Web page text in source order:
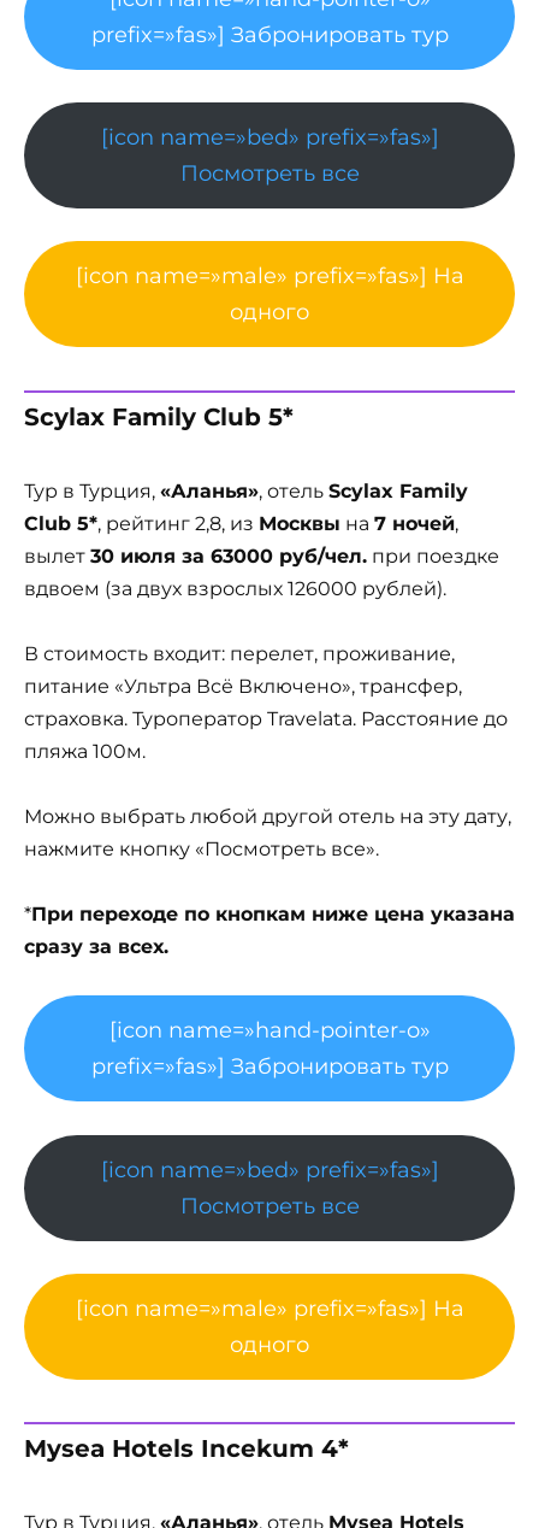
prefix=»fas»] Забронировать тур
[icon name=»bed» prefix=»fas»]
Посмотреть все
[icon name=»male» prefix=»fas»] На
одного
Scylax Family Club 5*
Тур в Турция, «Аланья», отель Scylax Family
Club 5*, рейтинг 2,8, из Москвы на 7 ночей,
вылет 30 июля за 63000 руб/чел. при поездке
вдвоем (за двух взрослых 126000 рублей).
В стоимость входит: перелет, проживание,
питание «Ультра Всё Включено», трансфер,
страховка. Туроператор Travelata. Расстояние до
пляжа 100м.
Можно выбрать любой другой отель на эту дату,
нажмите кнопку «Посмотреть все».
*При переходе по кнопкам ниже цена указана
сразу за всех.
[icon name=»hand-pointer-o»
prefix=»fas»] Забронировать тур
[icon name=»bed» prefix=»fas»]
Посмотреть все
[icon name=»male» prefix=»fas»] На
одного
Mysea Hotels Incekum 4*
Тур в Турция, «Аланья», отель Mysea Hotels